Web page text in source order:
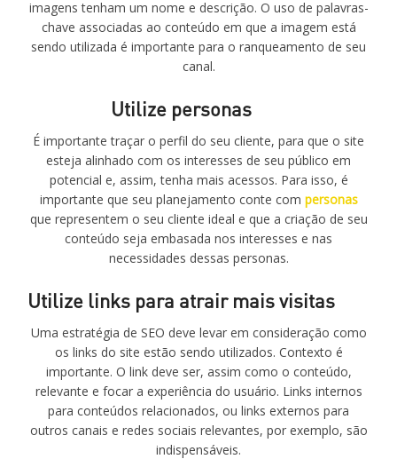
imagens tenham um nome e descrição. O uso de palavras-
chave associadas ao conteúdo em que a imagem está
sendo utilizada é importante para o ranqueamento de seu
canal.
Utilize personas
É importante traçar o perfil do seu cliente, para que o site
esteja alinhado com os interesses de seu público em
potencial e, assim, tenha mais acessos. Para isso, é
importante que seu planejamento conte com personas
que representem o seu cliente ideal e que a criação de seu
conteúdo seja embasada nos interesses e nas
necessidades dessas personas.
Utilize links para atrair mais visitas
Uma estratégia de SEO deve levar em consideração como
os links do site estão sendo utilizados. Contexto é
importante. O link deve ser, assim como o conteúdo,
relevante e focar a experiência do usuário. Links internos
para conteúdos relacionados, ou links externos para
outros canais e redes sociais relevantes, por exemplo, são
indispensáveis.